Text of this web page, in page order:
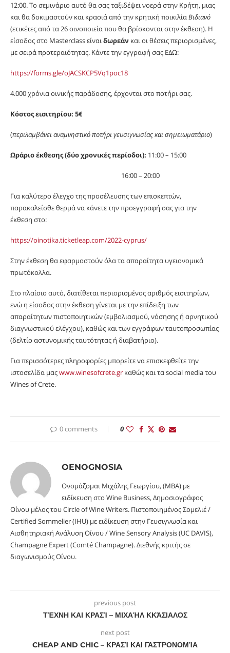
12:00. Το σεμινάριο αυτό θα σας ταξιδέψει νοερά στην Κρήτη, μιας
και θα δοκιμαστούν και κρασιά από την κρητική ποικιλίαΒιδιανό
(ετικέτες από τα 26 οινοποιεία που θα βρίσκονται στην έκθεση). Η
είσοδος στο Masterclass είναιδωρεάν και οι θέσεις περιορισμένες,
με σειρά προτεραιότητας. Κάντε την εγγραφή σας ΕΔΩ:
https://forms.gle/oJACSKCP5Vq1poc18
4.000 χρόνια οινικής παράδοσης, έρχονται στο ποτήρι σας.
Κόστος εισιτηρίου: 5€
(περιλαμβάνει αναμνηστικό ποτήρι γευσιγνωσίας και σημειωματάριο)
Ωράριο έκθεσης (δύο χρονικές περίοδοι): 11:00 – 15:00
16:00 – 20:00
Για καλύτερο έλεγχο της προσέλευσης των επισκεπτών,
παρακαλείσθε θερμά να κάνετε την προεγγραφή σας για την
έκθεση στο:
https://oinotika.ticketleap.com/2022-cyprus/
Στην έκθεση θα εφαρμοστούν όλα τα απαραίτητα υγειονομικά
πρωτόκολλα.
Στο πλαίσιο αυτό, διατίθεται περιορισμένος αριθμός εισιτηρίων,
ενώ η είσοδος στην έκθεση γίνεται με την επίδειξη των
απαραίτητων πιστοποιητικών (εμβολιασμού, νόσησης ή αρνητικού
διαγνωστικού ελέγχου), καθώς και των εγγράφων ταυτοπροσωπίας
(δελτίο αστυνομικής ταυτότητας ή διαβατήριο).
Για περισσότερες πληροφορίες μπορείτε να επισκεφθείτε την
ιστοσελίδα μαςwww.winesofcrete.gr καθώς και τα social media του
Wines of Crete.
0 comments 0
OENOGNOSIA
Ονομάζομαι Μιχάλης Γεωργίου, (MBA) με
ειδίκευση στο Wine Business, Δημοσιογράφος
Οίνου μέλος του Circle of Wine Writers. Πιστοποιημένος Σομελιέ /
Certified Sommelier (IHU) με ειδίκευση στην Γευσιγνωσία και
Αισθητηριακή Ανάλυση Οίνου / Wine Sensory Analysis (UC DAVIS),
Champagne Expert (Comté Champagne). Διεθνής κριτής σε
διαγωνισμούς Οίνου.
previous post
ΤΈΧΝΗ ΚΑΙ ΚΡΑΣΊ – ΜΙΧΑΉΛ ΚΚΆΣΙΑΛΟΣ
next post
CHEAP AND CHIC – ΚΡΑΣΊ ΚΑΙ ΓΑΣΤΡΟΝΟΜΊΑ